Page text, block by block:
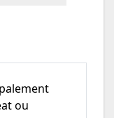
ou